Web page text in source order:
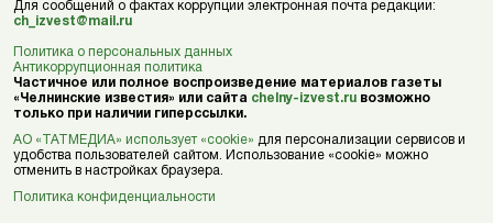
Для сообщений о фактах коррупции электронная почта редакции:
ch_izvest@mail.ru
Политика о персональных данных
Антикоррупционная политика
Частичное или полное воспроизведение материалов газеты
«Челнинские известия» или сайта chelny-izvest.ru возможно
только при наличии гиперссылки.
АО «ТАТМЕДИА» использует «cookie» для персонализации сервисов и
удобства пользователей сайтом. Использование «cookie» можно
отменить в настройках браузера.
Политика конфиденциальности